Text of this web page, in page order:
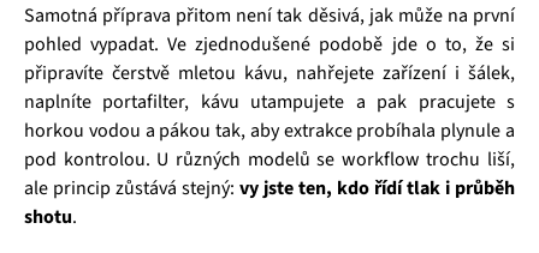
Samotná příprava přitom není tak děsivá, jak může na první
pohled vypadat. Ve zjednodušené podobě jde o to, že si
připravíte čerstvě mletou kávu, nahřejete zařízení i šálek,
naplníte portafilter, kávu utampujete a pak pracujete s
horkou vodou a pákou tak, aby extrakce probíhala plynule a
pod kontrolou. U různých modelů se workflow trochu liší,
ale princip zůstává stejný: vy jste ten, kdo řídí tlak i průběh
shotu.